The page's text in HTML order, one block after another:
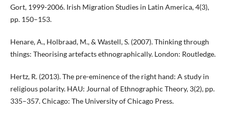
Gort, 1999-2006. Irish Migration Studies in Latin America, 4(3),
pp. 150–153.
Henare, A., Holbraad, M., & Wastell, S. (2007). Thinking through
things: Theorising artefacts ethnographically. London: Routledge.
Hertz, R. (2013). The pre-eminence of the right hand: A study in
religious polarity. HAU: Journal of Ethnographic Theory, 3(2), pp.
335–357. Chicago: The University of Chicago Press.